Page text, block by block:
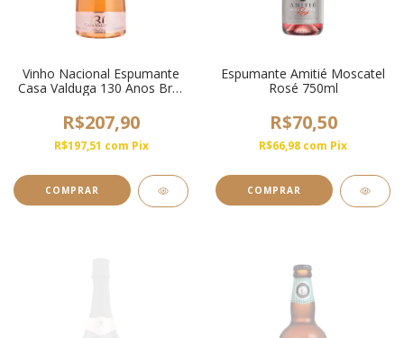
Vinho Nacional Espumante
Casa Valduga 130 Anos Brut
R$207,90
R$197,51 com Pix
Espumante Amitié Moscatel
Rosé 750ml
R$70,50
R$66,98 com Pix